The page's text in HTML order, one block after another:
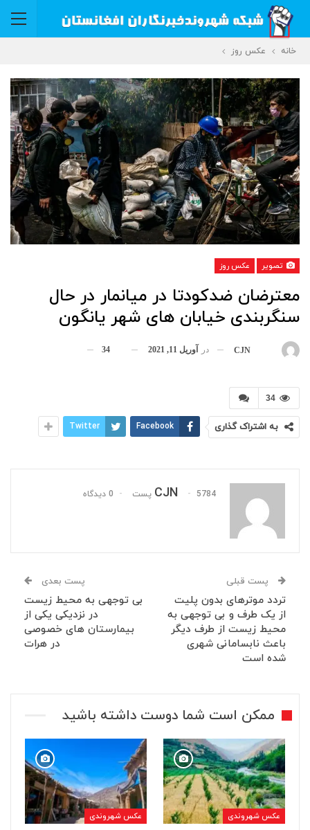
خانه عکس روز
تصویر عکس روز
معترضان ضدکودتا در میانمار در حال
سنگربندی خیابان های شهر یانگون
CJN در آوریل 11, 2021 34
34
به اشتراک گذاری Facebook
Twitter
CJN 5784 پست 0 دیدگاه
پست قبلی
تردد موترهای بدون پلیت
از یک طرف و بی توجهی به
محیط زیست از طرف دیگر
باعث نابسامانی شهری
شده است
پست بعدی
بی توجهی به محیط زیست
در نزدیکی یکی از
بیمارستان های خصوصی
در هرات
ممکن است شما دوست داشته باشید
عکس شهروندی عکس شهروندی